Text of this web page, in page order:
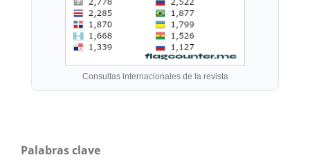
Consultas internacionales de la revista
Palabras clave